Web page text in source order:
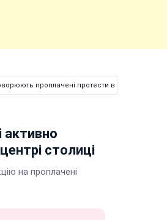
проплачені протести в центрі столиці
столиці
на проплачені